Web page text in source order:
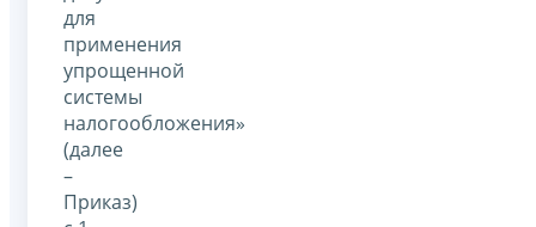
для
применения
упрощенной
системы
налогообложения»
(далее
–
Приказ)